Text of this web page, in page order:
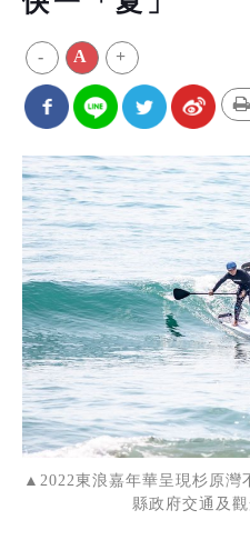
- A +
▲2022東浪嘉年華呈現杉原
縣政府交通及